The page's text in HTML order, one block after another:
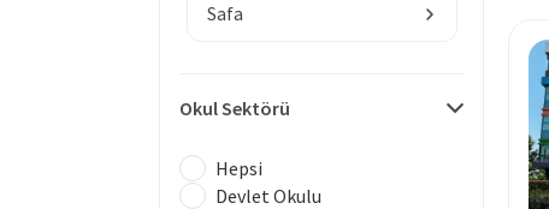
Safa
Okul Sektörü
Hepsi
Devlet Okulu